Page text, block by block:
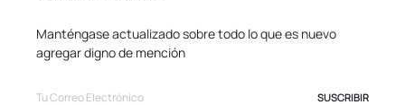
Manténgase actualizado sobre todo lo que es nuevo
agregar digno de mención